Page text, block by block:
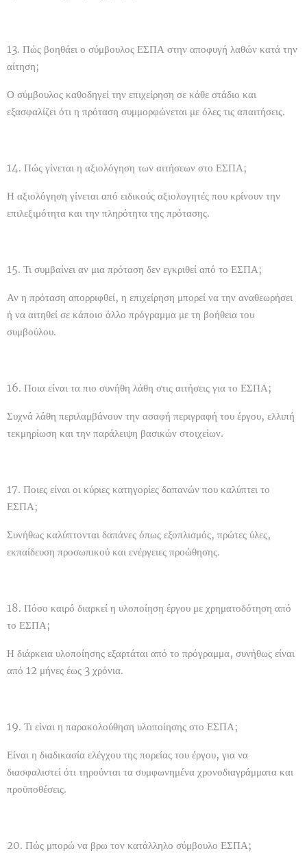
13. Πώς βοηθάει ο σύμβουλος ΕΣΠΑ στην αποφυγή λαθών κατά την
αίτηση;
Ο σύμβουλος καθοδηγεί την επιχείρηση σε κάθε στάδιο και
εξασφαλίζει ότι η πρόταση συμμορφώνεται με όλες τις απαιτήσεις.
14. Πώς γίνεται η αξιολόγηση των αιτήσεων στο ΕΣΠΑ;
Η αξιολόγηση γίνεται από ειδικούς αξιολογητές που κρίνουν την
επιλεξιμότητα και την πληρότητα της πρότασης.
15. Τι συμβαίνει αν μια πρόταση δεν εγκριθεί από το ΕΣΠΑ;
Αν η πρόταση απορριφθεί, η επιχείρηση μπορεί να την αναθεωρήσει
ή να αιτηθεί σε κάποιο άλλο πρόγραμμα με τη βοήθεια του
συμβούλου.
16. Ποια είναι τα πιο συνήθη λάθη στις αιτήσεις για το ΕΣΠΑ;
Συχνά λάθη περιλαμβάνουν την ασαφή περιγραφή του έργου, ελλιπή
τεκμηρίωση και την παράλειψη βασικών στοιχείων.
17. Ποιες είναι οι κύριες κατηγορίες δαπανών που καλύπτει το
ΕΣΠΑ;
Συνήθως καλύπτονται δαπάνες όπως εξοπλισμός, πρώτες ύλες,
εκπαίδευση προσωπικού και ενέργειες προώθησης.
18. Πόσο καιρό διαρκεί η υλοποίηση έργου με χρηματοδότηση από
το ΕΣΠΑ;
Η διάρκεια υλοποίησης εξαρτάται από το πρόγραμμα, συνήθως είναι
από 12 μήνες έως 3 χρόνια.
19. Τι είναι η παρακολούθηση υλοποίησης στο ΕΣΠΑ;
Είναι η διαδικασία ελέγχου της πορείας του έργου, για να
διασφαλιστεί ότι τηρούνται τα συμφωνημένα χρονοδιαγράμματα και
προϋποθέσεις.
20. Πώς μπορώ να βρω τον κατάλληλο σύμβουλο ΕΣΠΑ;